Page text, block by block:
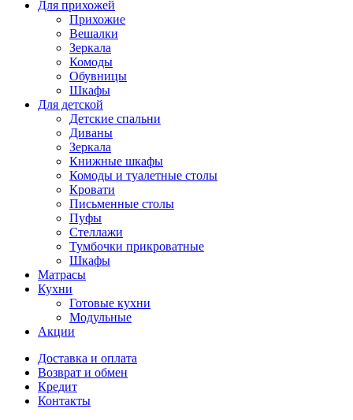
Для прихожей
Прихожие
Вешалки
Зеркала
Комоды
Обувницы
Шкафы
Для детской
Детские спальни
Диваны
Зеркала
Книжные шкафы
Комоды и туалетные столы
Кровати
Письменные столы
Пуфы
Стеллажи
Тумбочки прикроватные
Шкафы
Матрасы
Кухни
Готовые кухни
Модульные
Акции
Доставка и оплата
Возврат и обмен
Кредит
Контакты